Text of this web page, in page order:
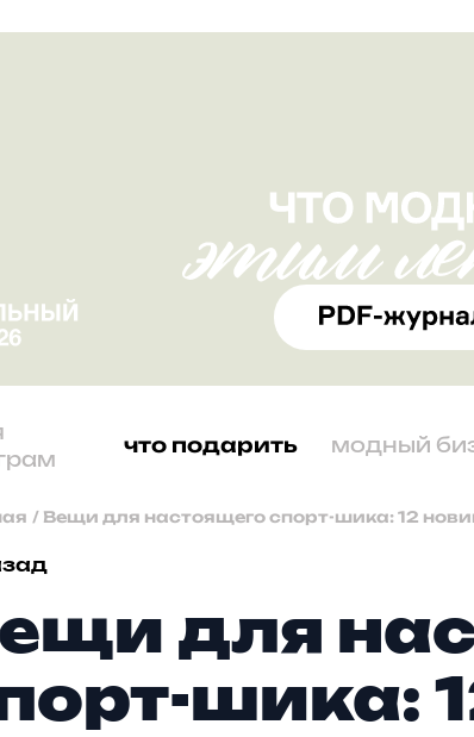
что подарить модный
/ Вещи для настоящего спорт-шика: 12
для
шика: